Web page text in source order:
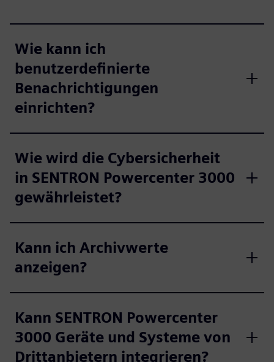
Wie kann ich
benutzerdefinierte
Benachrichtigungen
einrichten?
Wie wird die Cybersicherheit
in SENTRON Powercenter 3000
gewährleistet?
Kann ich Archivwerte
anzeigen?
Kann SENTRON Powercenter
3000 Geräte und Systeme von
Drittanbietern integrieren?